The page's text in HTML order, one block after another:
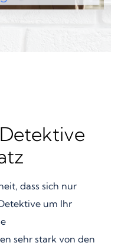
dass sich nur
um Ihr
sehr stark von den